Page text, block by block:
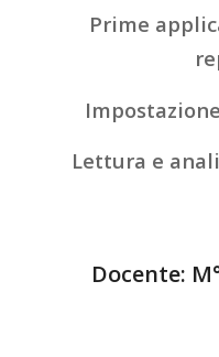
Prime
Lettura e
Docente: